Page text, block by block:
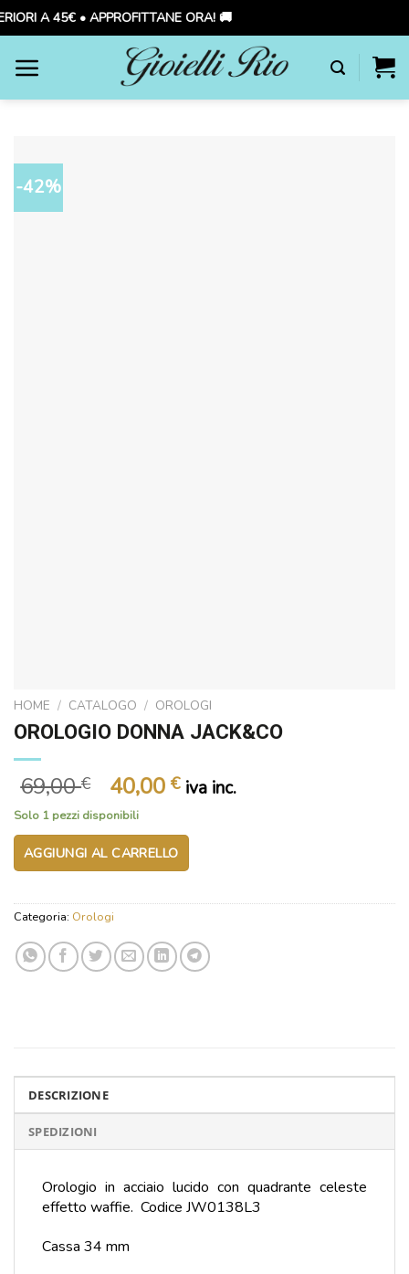
A 45€ • APPROFITTANE ORA! 🚚
-42%
HOME / CATALOGO / OROLOGI
OROLOGIO DONNA JACK&CO
69,00€ Il
prezzo
originale
era:
69,00 €.
40,00 €Il
attuale
40,00 €.
iva inc.
Solo 1 pezzi disponibili
AGGIUNGI AL CARRELLO
Categoria: Orologi
DESCRIZIONE
SPEDIZIONI
Orologio in acciaio lucido con quadrante celeste
effetto waffie. Codice JW0138L3
Cassa 34 mm